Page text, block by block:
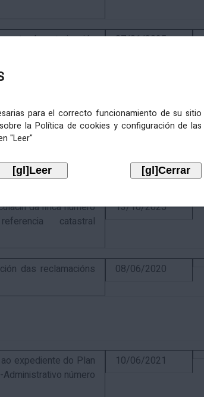
para el correcto funcionamiento de su sitio
la Política de cookies y configuración de las
"Leer"
de autorización
16/4 Q.9000-D sita
07/01/2025
cotas estatais e
xestión recadatoria
da finca número
catastral
13/10/2025
das reclamacións
08/06/2020
ao expediente do Plan
número
10/06/2021